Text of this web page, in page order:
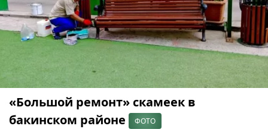
«Большой ремонт» скамеек в
бакинском районе
ФОТО